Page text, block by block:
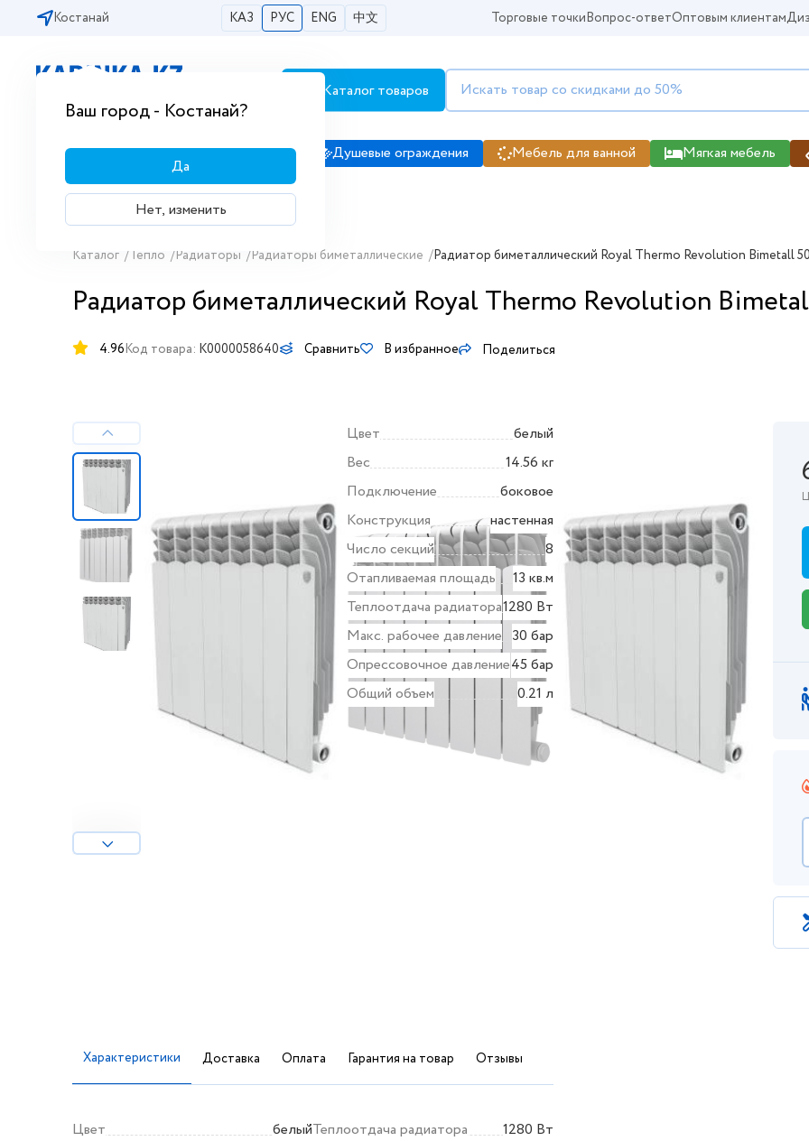
Костанай КАЗ РУС ENG 中文
Ваш город - Костанай?
Да
Нет, изменить
Торговые точкиВопрос-ответОптовым клиентам
Бесплатная доставка по городам РК
Каталог товаров
Сантехника Душевые кабины Душевые ограждения Мебель для ванной Мягкая мебель
Каталог / Тепло /Радиаторы /Радиаторы биметаллические /Радиатор биметаллический Royal Thermo Revolution Bimetall
Радиатор биметаллический Royal Thermo Revolution
4.96Код товара: K0000058640 Сравнить В избранное Поделиться
Цвет
белый
Вес
14.56 кг
Подключение
боковое
Конструкция
настенная
Число секций
8
Отапливаемая площадь
13 кв.м
Теплоотдача радиатора1280 Вт
Макс. рабочее давление 30 бар
Опрессовочное давление45 бар
Общий объем
0.21 л
Все характеристики
Характеристики Доставка Оплата Гарантия на товар Отзывы
Цвет
белыйТеплоотдача радиатора
1280 Вт